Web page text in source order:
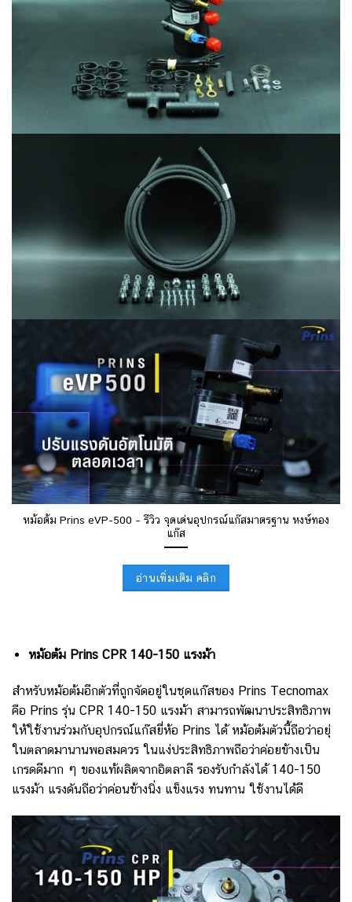
หม้อต้ม Prins eVP-500 – รีวิว จุดเด่นอุปกรณ์แก๊สมาตรฐาน หงษ์ทอง
แก๊ส
อ่านเพิ่มเติม คลิก
หม้อต้ม Prins CPR 140-150 แรงม้า
สำหรับหม้อต้มอีกตัวที่ถูกจัดอยู่ในชุดแก๊สของ Prins Tecnomax
คือ Prins รุ่น CPR 140-150 แรงม้า สามารถพัฒนาประสิทธิภาพ
ให้ใช้งานร่วมกับอุปกรณ์แก๊สยี่ห้อ Prins ได้ หม้อต้มตัวนี้ถือว่าอยุ่
ในตลาดมานานพอสมควร ในแง่ประสิทธิภาพถือว่าค่อยข้างเป็น
เกรดดีมาก ๆ ของแท้ผลิตจากอิตลาลี รองรับกำลังได้ 140-150
แรงม้า แรงดันถือว่าค่อนข้างนิ่ง แข็งแรง ทนทาน ใช้งานได้ดี